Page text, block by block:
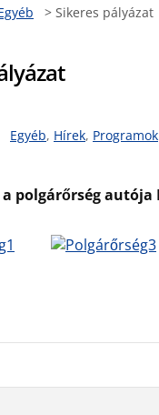
> Sikeres pályázat
Egyéb, Hírek, Programok
polgárőrség